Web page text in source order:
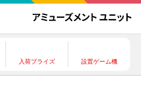
入荷プライズ 設置ゲーム機